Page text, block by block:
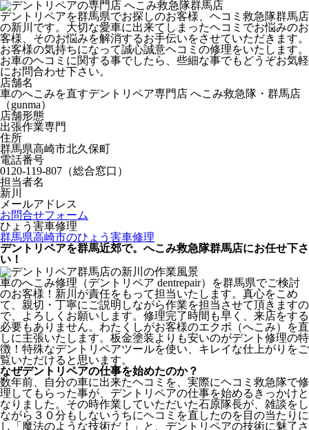
デントリペアを群馬県でお探しのお客様、ヘコミ救急隊群馬店
の新川です。大切な愛車に出来てしまったヘコミでお悩みのお
客様、そのお悩みを解消するお手伝いをさせていただきます。
お客様の気持ちになって誠心誠意ヘコミの修理をいたします。
お車のヘコミに関する事でしたら、些細な事でもどうぞお気軽
にお問合わせ下さい。
店舗名
車のへこみを直すデントリペア専門店 へこみ救急隊・群馬店
（gunma）
店舗形態
出張作業専門
住所
群馬県高崎市北久保町
電話番号
0120-119-807（総合窓口）
担当者名
新川
メールアドレス
お問合せフォーム
ひょう害車修理
群馬県高崎市のひょう害車修理
デントリペアを群馬近郊で。へこみ救急隊群馬店にお任せ下さ
い！
車のへこみ修理（デントリペア dentrepair）を群馬県でご検討
のお客様！新川が責任をもって担当いたします。真心をこめ
て、親切・丁寧にご説明しながら作業を担当させて頂きますの
で、よろしくお願いします。修理完了時間も早く、来店をする
必要もありません。わたくしがお客様のエクボ（へこみ）を直
しに主張いたします。板金塗装よりも安いのがデント修理の特
徴！特殊なデントリペアツールを使い、キレイな仕上がりをご
覧いただけると思います。
なぜデントリペアの仕事を始めたのか？
数年前、自分の車に出来たヘコミを、実際にヘコミ救急隊で修
理してもらった事が、デントリペアの仕事を始めるきっかけと
なりました。その時作業していただいた石原隊長が、雑談をし
ながら３０分もしないうちにヘコミを直したのを目の当たりに
し「魔法のような技術だ！」と、デントリペアの技術に魅了さ